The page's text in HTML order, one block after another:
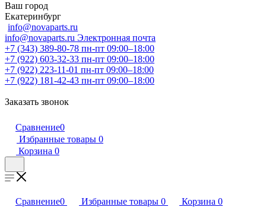
Ваш город
Екатеринбург
info@novaparts.ru
info@novaparts.ru Электронная почта
+7 (343) 389-80-78 пн-пт 09:00–18:00
+7 (922) 603-32-33 пн-пт 09:00–18:00
+7 (922) 223-11-01 пн-пт 09:00–18:00
+7 (922) 181-42-43 пн-пт 09:00–18:00
Заказать звонок
Сравнение0
Избранные товары 0
Корзина 0
Сравнение0 Избранные товары 0 Корзина 0